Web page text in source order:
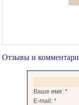
Отзывы и
Ваше имя: *
E-mail: *